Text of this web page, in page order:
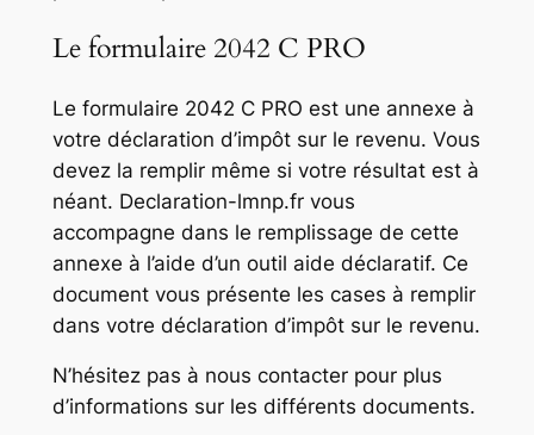
Le formulaire 2042 C PRO
Le formulaire 2042 C PRO est une annexe à
votre déclaration d’impôt sur le revenu. Vous
devez la remplir même si votre résultat est à
néant. Declaration-lmnp.fr vous
accompagne dans le remplissage de cette
annexe à l’aide d’un outil aide déclaratif. Ce
document vous présente les cases à remplir
dans votre déclaration d’impôt sur le revenu.
N’hésitez pas à nous contacter pour plus
d’informations sur les différents documents.